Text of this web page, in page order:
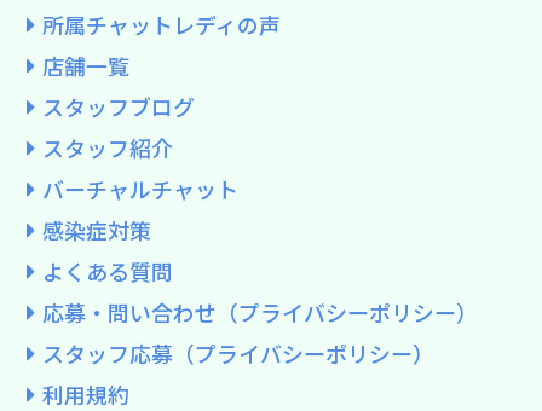
所属チャットレディの声
店舗一覧
スタッフブログ
スタッフ紹介
バーチャルチャット
感染症対策
よくある質問
応募・問い合わせ（プライバシーポリシー）
スタッフ応募（プライバシーポリシー）
利用規約